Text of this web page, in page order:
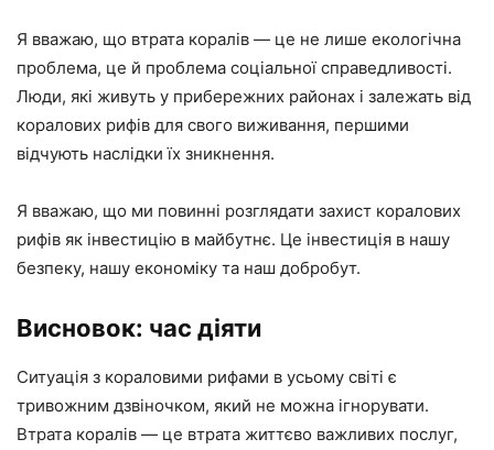
Я вважаю, що втрата коралів — це не лише екологічна
проблема, це й проблема соціальної справедливості.
Люди, які живуть у прибережних районах і залежать від
коралових рифів для свого виживання, першими
відчують наслідки їх зникнення.
Я вважаю, що ми повинні розглядати захист коралових
рифів як інвестицію в майбутнє. Це інвестиція в нашу
безпеку, нашу економіку та наш добробут.
Висновок: час діяти
Ситуація з кораловими рифами в усьому світі є
тривожним дзвіночком, який не можна ігнорувати.
Втрата коралів — це втрата життєво важливих послуг,